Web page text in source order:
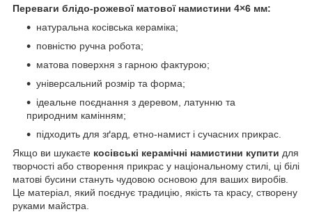
Переваги блідо-рожевої матової намистини 4×6 мм:
натуральна косівська кераміка;
повністю ручна робота;
матова поверхня з гарною фактурою;
універсальний розмір та форма;
ідеальне поєднання з деревом, латунню та
природним камінням;
підходить для зґард, етно-намист і сучасних прикрас.
Якщо ви шукаєте косівські керамічні намистини купити для
творчості або створення прикрас у національному стилі, ці білі
матові бусини стануть чудовою основою для ваших виробів.
Це матеріал, який поєднує традицію, якість та красу, створену
руками майстра.